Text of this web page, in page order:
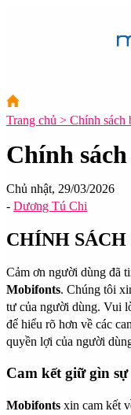
Trang chủ > Chính sách
Chính
Chủ nhật, 29/03/2026
- Dương Tú Chi
CHÍNH
Cảm ơn người dùng đã
Mobifonts. Chúng tôi
tư của người dùng. Vui
để hiểu rõ hơn về các
quyền lợi của người
Cam kết giữ gìn
Mobifonts xin cam kết